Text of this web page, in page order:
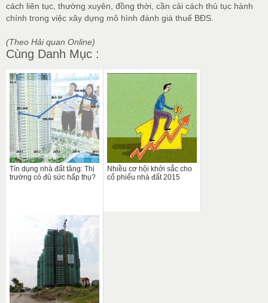
cách liên tục, thường xuyên, đồng thời, cần cải cách thủ tục hành
chính trong việc xây dựng mô hình đánh giá thuế BĐS.
(Theo Hải quan Online)
Cùng Danh Mục :
Tín dụng nhà đất tăng: Thị
trường có đủ sức hấp thụ?
Nhiều cơ hội khởi sắc cho
cổ phiếu nhà đất 2015